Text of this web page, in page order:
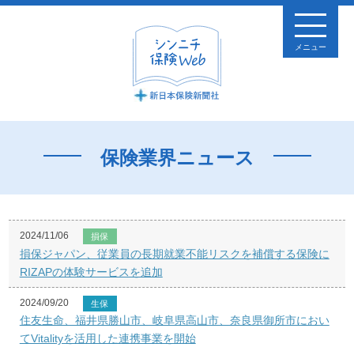
メニュー
保険業界ニュース
2024/11/06 損保
損保ジャパン、従業員の長期就業不能リスクを補償する保険に
RIZAPの体験サービスを追加
2024/09/20 生保
住友生命、福井県勝山市、岐阜県高山市、奈良県御所市におい
てVitalityを活用した連携事業を開始